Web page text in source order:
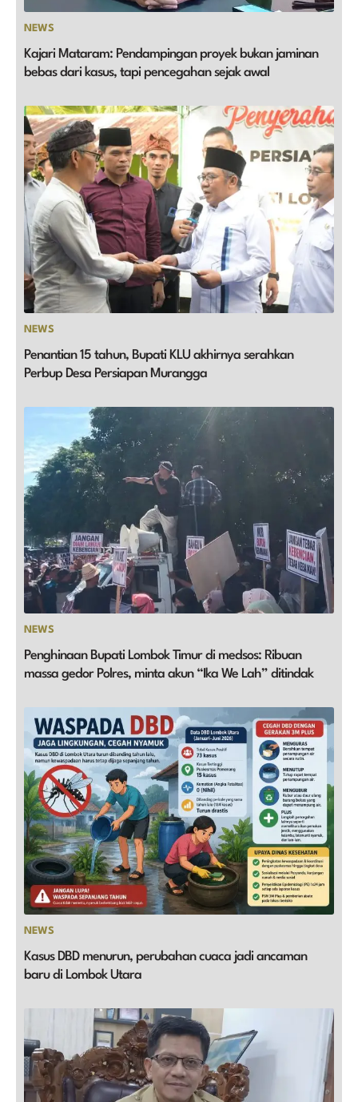
NEWS
Kajari Mataram: Pendampingan proyek bukan jaminan
bebas dari kasus, tapi pencegahan sejak awal
NEWS
Penantian 15 tahun, Bupati KLU akhirnya serahkan
Perbup Desa Persiapan Murangga
NEWS
Penghinaan Bupati Lombok Timur di medsos: Ribuan
massa gedor Polres, minta akun “Ika We Lah” ditindak
NEWS
Kasus DBD menurun, perubahan cuaca jadi ancaman
baru di Lombok Utara